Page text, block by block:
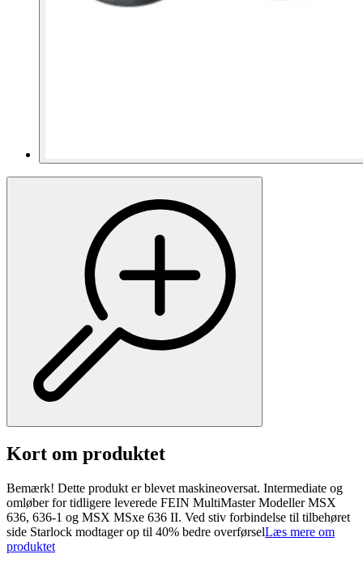
Kort om produktet
Bemærk! Dette produkt er blevet maskineoversat. Intermediate og
omløber for tidligere leverede FEIN MultiMaster Modeller MSX
636, 636-1 og MSX MSxe 636 II. Ved stiv forbindelse til tilbehøret
side Starlock modtager op til 40% bedre overførselLæs mere om
produktet